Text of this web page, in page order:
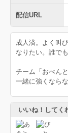
配信URL
成人済。よく叫
なりたい。誰で
チーム「おべん
一緒に強くなら
いいね！してく